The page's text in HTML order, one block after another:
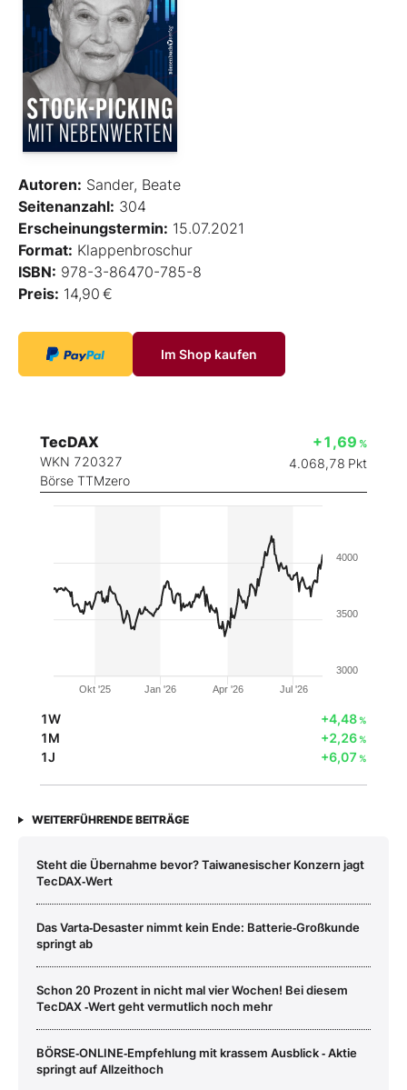
Autoren: Sander, Beate
Seitenanzahl: 304
Erscheinungstermin: 15.07.2021
Format: Klappenbroschur
ISBN: 978-3-86470-785-8
Preis: 14,90 €
Im Shop kaufen
TecDAX
WKN 720327
Börse TTMzero
+1,69 %
4.068,78 Pkt
Okt '25 Jan '26 Apr '26 Jul '26
3000
3500
4000
1W +4,48%
1M +2,26%
1J +6,07 %
WEITERFÜHRENDE BEITRÄGE
Steht die Übernahme bevor? Taiwanesischer Konzern jagt
TecDAX‑Wert
Das Varta‑Desaster nimmt kein Ende: Batterie‑Großkunde
springt ab
Schon 20 Prozent in nicht mal vier Wochen! Bei diesem
TecDAX ‑Wert geht vermutlich noch mehr
BÖRSE‑ONLINE‑Empfehlung mit krassem Ausblick ‑ Aktie
springt auf Allzeithoch